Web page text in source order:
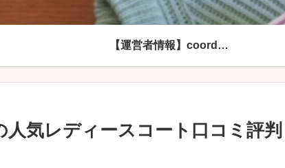
【運営者情報】coordonnerコルドネールへようこそ
気レディースコート口コミ評判